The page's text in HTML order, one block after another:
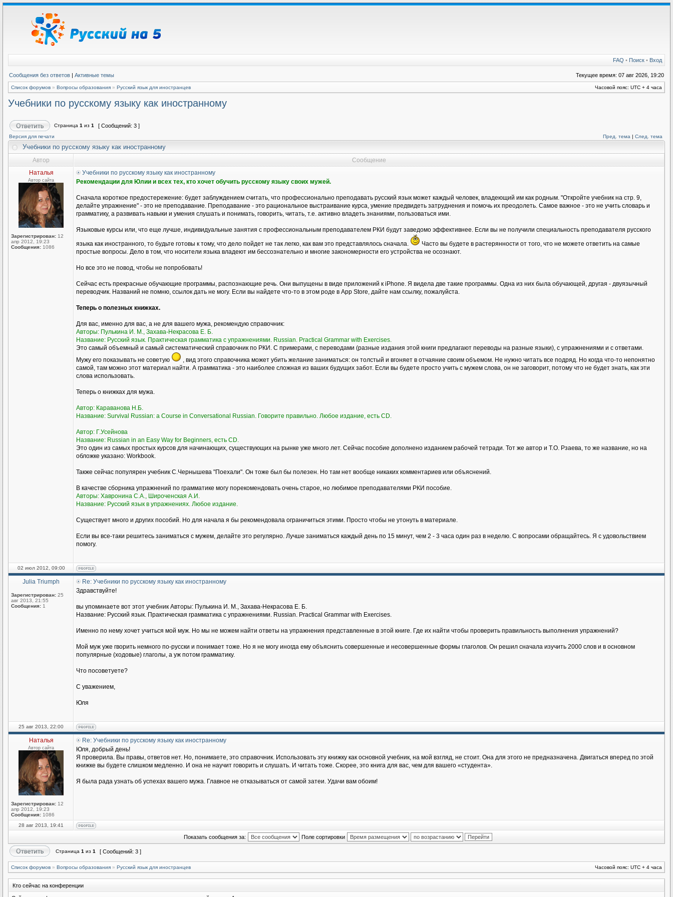
FAQ • Поиск • Вход
Сообщения без ответов | Активные темы Текущее время: 07 авг 2026, 19:20
Список форумов » Вопросы образования » Русский язык для иностранцев Часовой пояс: UTC + 4 часа
Учебники по русскому языку как иностранному
Страница 1 из 1 [ Сообщений: 3 ]
Версия для печати Пред. тема | След. тема
Учебники по русскому языку как иностранному
Автор
Сообщение
Наталья
Автор сайта
Зарегистрирован: 12
апр 2012, 19:23
Сообщения: 1086
Учебники по русскому языку как иностранному
Рекомендации для Юлии и всех тех, кто хочет обучить русскому языку своих мужей.
Сначала короткое предостережение: будет заблуждением считать, что профессионально преподавать русский язык может каждый человек, владеющий им как родным. "Откройте учебник на стр. 9,
делайте упражнение" - это не преподавание. Преподавание - это рациональное выстраивание курса, умение предвидеть затруднения и помочь их преодолеть. Самое важное - это не учить словарь и
грамматику, а развивать навыки и умения слушать и понимать, говорить, читать, т.е. активно владеть знаниями, пользоваться ими.
Языковые курсы или, что еще лучше, индивидуальные занятия с профессиональным преподавателем РКИ будут заведомо эффективнее. Если вы не получили специальность преподавателя русского
языка как иностранного, то будьте готовы к тому, что дело пойдет не так легко, как вам это представлялось сначала.
Часто вы будете в растерянности от того, что не можете ответить на самые
простые вопросы. Дело в том, что носители языка владеют им бессознательно и многие закономерности его устройства не осознают.
Но все это не повод, чтобы не попробовать!
Сейчас есть прекрасные обучающие программы, распознающие речь. Они выпущены в виде приложений к iPhone. Я видела две такие программы. Одна из них была обучающей, другая - двуязычный
переводчик. Названий не помню, ссылок дать не могу. Если вы найдете что-то в этом роде в Аpp Store, дайте нам ссылку, пожалуйста.
Теперь о полезных книжках.
Для вас, именно для вас, а не для вашего мужа, рекомендую справочник:
Авторы: Пулькина И. М., Захава-Некрасова Е. Б.
Название: Русский язык. Практическая грамматика с упражнениями. Russian. Practical Grammar with Exercises.
Это самый объемный и самый систематический справочник по РКИ. С примерами, с переводами (разные издания этой книги предлагают переводы на разные языки), с упражнениями и с ответами.
Мужу его показывать не советую
, вид этого справочника может убить желание заниматься: он толстый и вгоняет в отчаяние своим объемом. Не нужно читать все подряд. Но когда что-то непонятно
самой, там можно этот материал найти. А грамматика - это наиболее сложная из ваших будущих забот. Если вы будете просто учить с мужем слова, он не заговорит, потому что не будет знать, как эти
слова использовать.
Теперь о книжках для мужа.
Автор: Караванова Н.Б.
Название: Survival Russian: а Course in Conversational Russian. Говорите правильно. Любое издание, есть CD.
Автор: Г.Усейнова
Название: Russian in an Easy Way for Beginners, есть СD.
Это один из самых простых курсов для начинающих, существующих на рынке уже много лет. Сейчас пособие дополнено изданием рабочей тетради. Тот же автор и Т.О. Рзаева, то же название, но на
обложке указано: Workbook.
Также сейчас популярен учебник С.Чернышева "Поехали". Он тоже был бы полезен. Но там нет вообще никаких комментариев или объяснений.
В качестве сборника упражнений по грамматике могу порекомендовать очень старое, но любимое преподавателями РКИ пособие.
Авторы: Хавронина С.А., Широченская А.И.
Название: Русский язык в упражнениях. Любое издание.
Существует много и других пособий. Но для начала я бы рекомендовала ограничиться этими. Просто чтобы не утонуть в материале.
Если вы все-таки решитесь заниматься с мужем, делайте это регулярно. Лучше заниматься каждый день по 15 минут, чем 2 - 3 часа один раз в неделю. С вопросами обращайтесь. Я с удовольствием
помогу.
02 июл 2012, 09:00
Julia Triumph
Зарегистрирован: 25
авг 2013, 21:55
Сообщения: 1
Re: Учебники по русскому языку как иностранному
Здравствуйте!
вы упоминаете вот этот учебник Авторы: Пулькина И. М., Захава-Некрасова Е. Б.
Название: Русский язык. Практическая грамматика с упражнениями. Russian. Practical Grammar with Exercises.
Именно по нему хочет учиться мой муж. Но мы не можем найти ответы на упражнения представленные в этой книге. Где их найти чтобы проверить правильность выполнения упражнений?
Мой муж уже гворить немного по-русски и понимает тоже. Но я не могу иногда ему объяснить совершенные и несовершенные формы глаголов. Он решил сначала изучить 2000 слов и в основном
популярные (ходовые) глаголы, а уж потом грамматику.
Что посоветуете?
С уважением,
Юля
25 авг 2013, 22:00
Наталья
Автор сайта
Зарегистрирован: 12
апр 2012, 19:23
Сообщения: 1086
Re: Учебники по русскому языку как иностранному
Юля, добрый день!
Я проверила. Вы правы, ответов нет. Но, понимаете, это справочник. Использовать эту книжку как основной учебник, на мой взгляд, не стоит. Она для этого не предназначена. Двигаться вперед по этой
книжке вы будете слишком медленно. И она не научит говорить и слушать. И читать тоже. Скорее, это книга для вас, чем для вашего «студента».
Я была рада узнать об успехах вашего мужа. Главное не отказываться от самой затеи. Удачи вам обоим!
28 авг 2013, 19:41
Показать сообщения за: Поле сортировки
Страница 1 из 1 [ Сообщений: 3 ]
Список форумов » Вопросы образования » Русский язык для иностранцев Часовой пояс: UTC + 4 часа
Кто сейчас на конференции